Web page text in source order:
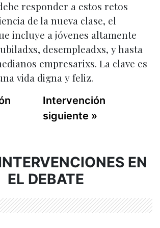
responder a estos retos
de la nueva clase, el
incluye a jóvenes altamente
desempleadxs, y hasta
empresarixs. La clave es
vida digna y feliz.
Intervención
siguiente »
EN
EL DEBATE